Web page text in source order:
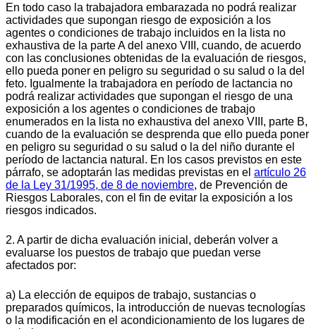
En todo caso la trabajadora embarazada no podrá realizar
actividades que supongan riesgo de exposición a los
agentes o condiciones de trabajo incluidos en la lista no
exhaustiva de la parte A del anexo VIII, cuando, de acuerdo
con las conclusiones obtenidas de la evaluación de riesgos,
ello pueda poner en peligro su seguridad o su salud o la del
feto. Igualmente la trabajadora en período de lactancia no
podrá realizar actividades que supongan el riesgo de una
exposición a los agentes o condiciones de trabajo
enumerados en la lista no exhaustiva del anexo VIII, parte B,
cuando de la evaluación se desprenda que ello pueda poner
en peligro su seguridad o su salud o la del niño durante el
período de lactancia natural. En los casos previstos en este
párrafo, se adoptarán las medidas previstas en el artículo 26
de la Ley 31/1995, de 8 de noviembre, de Prevención de
Riesgos Laborales, con el fin de evitar la exposición a los
riesgos indicados.
2. A partir de dicha evaluación inicial, deberán volver a
evaluarse los puestos de trabajo que puedan verse
afectados por:
a) La elección de equipos de trabajo, sustancias o
preparados químicos, la introducción de nuevas tecnologías
o la modificación en el acondicionamiento de los lugares de